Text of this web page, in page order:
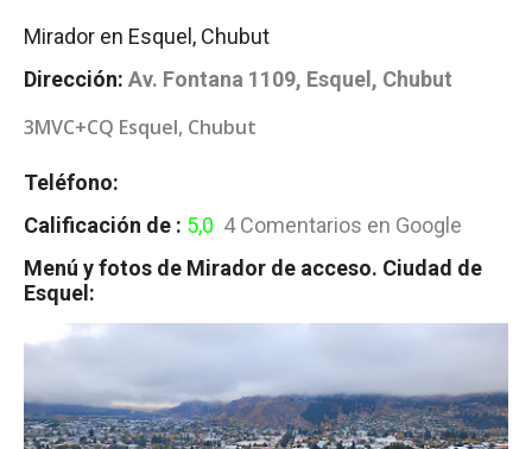
Mirador en Esquel, Chubut
Dirección: Av. Fontana 1109, Esquel, Chubut
3MVC+CQ Esquel, Chubut
Teléfono:
Calificación de : 5,0 4 Comentarios en Google
Menú y fotos de Mirador de acceso. Ciudad de
Esquel: